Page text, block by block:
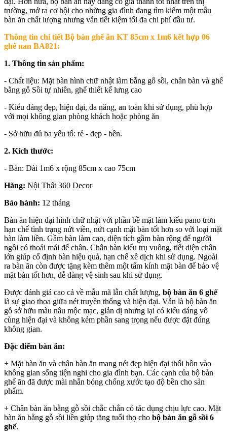
trường, mở ra cơ hội cho những gia đình đang tìm kiếm một mẫu
bàn ăn chất lượng nhưng vẫn tiết kiệm tối đa chi phí đầu tư.
Thông tin chi tiết Bộ bàn ghế ăn KT 85cm x 1m6 kết hợp 06
ghế nan BA821:
1. Thông tin sản phẩm:
- Chất liệu: Mặt bàn hình chữ nhật làm bằng gỗ sồi, chân bàn và ghế
bằng gỗ Sồi tự nhiên, ghế thiết kế lưng cao
- Kiểu dáng đẹp, hiện đại, đa năng, an toàn khi sử dụng, phù hợp
với mọi không gian phòng khách hoặc phòng ăn
- Sở hữu đủ ba yếu tố: rẻ - đẹp - bền.
2. Kích thước:
- Bàn: Dài 1m6 x rộng 85cm x cao 75cm
Hãng: Nội Thất 360 Decor
Bảo hành: 12 tháng
Bàn ăn hiện đại hình chữ nhật với phần bề mặt làm kiểu pano trơn
hạn chế tình trạng nứt viền, nứt cạnh mặt bàn tốt hơn so với loại mặt
bàn làm liền. Gầm bàn làm cao, diện tích gầm bàn rộng để người
ngồi có thoải mái để chân. Chân bàn kiểu trụ vuông, tiết diện chân
lớn giúp cố định bàn hiệu quả, hạn chế xê dịch khi sử dụng. Ngoài
ra bàn ăn còn được tặng kèm thêm một tấm kính mặt bàn để bảo vệ
mặt bàn tốt hơn, dễ dàng vệ sinh sau khi sử dụng.
Được đánh giá cao cả về mẫu mã lẫn chất lượng, bộ bàn ăn 6 ghế
là sự giao thoa giữa nét truyền thống và hiện đại. Vẫn là bộ bàn ăn
gỗ sở hữu màu nâu mộc mạc, giản dị nhưng lại có kiểu dáng vô
cùng hiện đại và không kém phần sang trọng nếu được đặt đúng
không gian.
Đặc điểm bàn ăn:
+ Mặt bàn ăn và chân bàn ăn mang nét đẹp hiện đại thổi hồn vào
không gian sống tiện nghi cho gia đình bạn. Các cạnh của bộ bàn
ghế ăn đã được mài nhẵn bóng chống xước tạo độ bền cho sản
phẩm.
+ Chân bàn ăn bằng gỗ sồi chắc chắn có tác dụng chịu lực cao. Mặt
bàn ăn bằng gỗ sồi liền giúp tăng tuổi thọ cho bộ bàn ăn gỗ sồi 6
ghế.